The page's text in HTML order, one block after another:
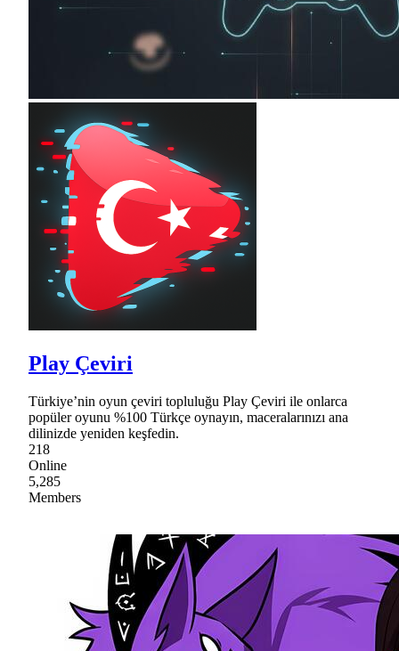
Play Çeviri
Türkiye’nin oyun çeviri topluluğu Play Çeviri ile onlarca
popüler oyunu %100 Türkçe oynayın, maceralarınızı ana
dilinizde yeniden keşfedin.
218
Online
5,285
Members